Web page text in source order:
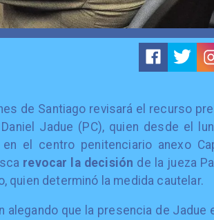
de Santiago revisará el recurso
Jadue (PC), quien desde el
en el centro penitenciario anexo
revocar la decisión de la jueza
quien determinó la medida cautelar.
que la presencia de Jadue